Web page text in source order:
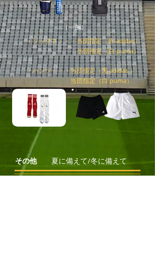
（一例）
・ソックス・・・当団指定（赤 adidas）
当団指定（白 puma）​
・パンツ・・・当団指定（黒 adidas ）
当団指定（白 puma）​
その他 夏に備えて/冬に備えて